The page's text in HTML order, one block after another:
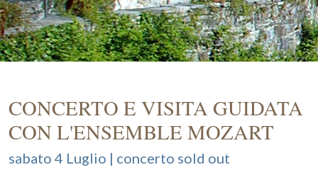
CONCERTO E VISITA GUIDATA
CON L'ENSEMBLE MOZART
sabato 4 Luglio | concerto sold out